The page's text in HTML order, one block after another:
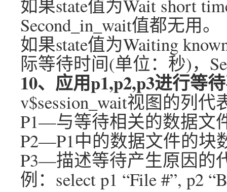
如果state值为Wait short
Second_in_wait值都无用。
如果state值为Waiting
际等待时间(单位：秒)，
10、应用p1,p2,p3进行等
v$session_wait视图的列
P1—与等待相关的数据文
P2—P1中的数据文件的块
P3—描述等待产生原因的
例：select p1 “File #”, p2